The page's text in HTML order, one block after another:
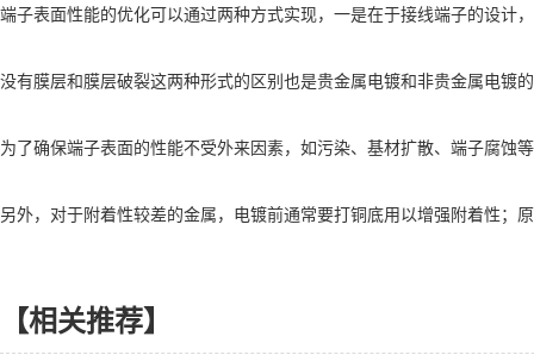
端子表面性能的优化可以通过两种方式实现，一是在于接线端子的设计
没有膜层和膜层破裂这两种形式的区别也是贵金属电镀和非贵金属电镀
为了确保端子表面的性能不受外来因素，如污染、基材扩散、端子腐
另外，对于附着性较差的金属，电镀前通常要打铜底用以增强附着性
【相关推荐】